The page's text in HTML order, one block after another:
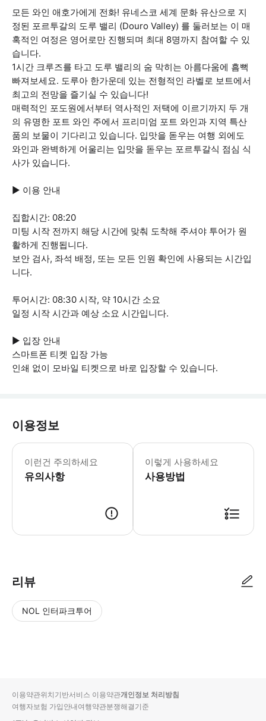
모든 와인 애호가에게 전화! 유네스코 세계 문화 유산으로 지
정된 포르투갈의 도루 밸리 (Douro Valley) 를 둘러보는 이 매
혹적인 여정은 영어로만 진행되며 최대 8명까지 참여할 수 있
습니다.
1시간 크루즈를 타고 도루 밸리의 숨 막히는 아름다움에 흠뻑
빠져보세요. 도루아 한가운데 있는 전형적인 라벨로 보트에서
최고의 전망을 즐기실 수 있습니다!
매력적인 포도원에서부터 역사적인 저택에 이르기까지 두 개
의 유명한 포트 와인 주에서 프리미엄 포트 와인과 지역 특산
품의 보물이 기다리고 있습니다. 입맛을 돋우는 여행 외에도
와인과 완벽하게 어울리는 입맛을 돋우는 포르투갈식 점심 식
사가 있습니다.
▶ 이용 안내
집합시간: 08:20
미팅 시작 전까지 해당 시간에 맞춰 도착해 주셔야 투어가 원
활하게 진행됩니다.
보안 검사, 좌석 배정, 또는 모든 인원 확인에 사용되는 시간입
니다.
투어시간: 08:30 시작, 약 10시간 소요
일정 시작 시간과 예상 소요 시간입니다.
▶ 입장 안내
스마트폰 티켓 입장 가능
인쇄 없이 모바일 티켓으로 바로 입장할 수 있습니다.
이용정보
이런건 주의하세요
유의사항
▶ 꼭 알아두세요 * 어린이와 미성년
이렇게 사용하세요
사용방법
리뷰
NOL 인터파크투어
입니
다.
순
상
이용약관위치기반서비스 이용약관개인정보 처리방침
여행자보험 가입안내여행약관분쟁해결기준